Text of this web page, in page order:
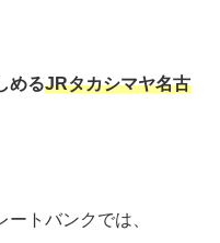
めるJRタカシマヤ名古
トバンクでは、